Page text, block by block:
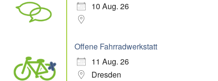
10 Aug. 26
Offene Fahrradwerkstatt
11 Aug. 26
Dresden